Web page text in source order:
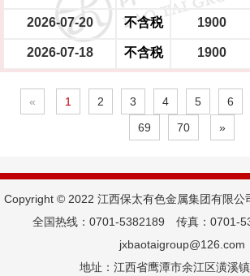
2026-07-20 不含税 1900
2026-07-18 不含税 1900
« 1 2 3 4 5 6
69
70 »
Copyright © 2022 江西保太有色金属集团有限公
全国热线：0701-5382189 传真：0701-
jxbaotaigroup@126.com
地址：江西省鹰潭市余江区潢溪